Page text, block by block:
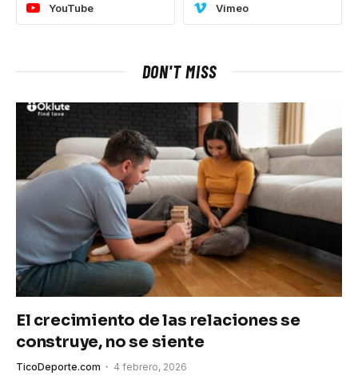
YouTube Vimeo
DON'T MISS
El crecimiento de las relaciones se
construye, no se siente
TicoDeporte.com 4 febrero, 2026